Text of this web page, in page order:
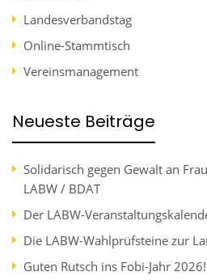
Landesverbandstag
Online-Stammtisch
Vereinsmanagement
Neueste Beiträge
Solidarisch gegen Gewalt an
LABW / BDAT
Der LABW-
Die LABW-Wahlprüfsteine zur
Guten Rutsch ins Fobi-Jahr 2026!